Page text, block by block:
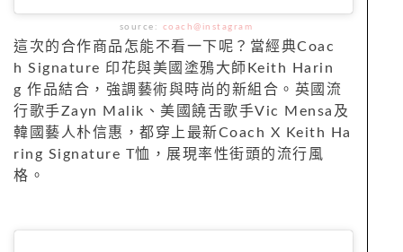
source: coach@instagram
這次的合作商品怎能不看一下呢？當經典Coac
h Signature 印花與美國塗鴉大師Keith Harin
g 作品結合，強調藝術與時尚的新組合。英國流
行歌手Zayn Malik、美國饒舌歌手Vic Mensa及
韓國藝人朴信惠，都穿上最新Coach X Keith Ha
ring Signature T恤，展現率性街頭的流行風
格。